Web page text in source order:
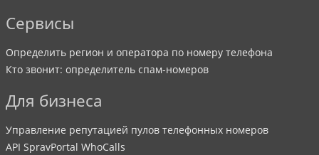
Сервисы
Определить регион и оператора по номеру телефона
Кто звонит: определитель спам-номеров
Для бизнеса
Управление репутацией пулов телефонных номеров
API SpravPortal WhoCalls